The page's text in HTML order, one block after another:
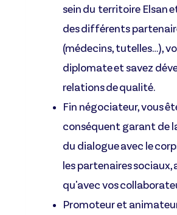
sein du territoire Elsan
des différents
(médecins, tutelles…),
diplomate et savez
relations de qualité.
Fin négociateur, vous
conséquent garant de
du dialogue avec le
les partenaires sociaux,
qu'avec vos
Promoteur et